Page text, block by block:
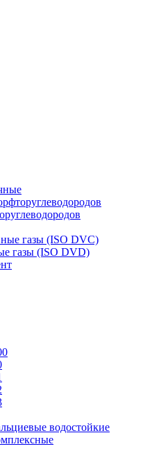
газы (ISO DVC)
газы (ISO DVD)
водостойкие